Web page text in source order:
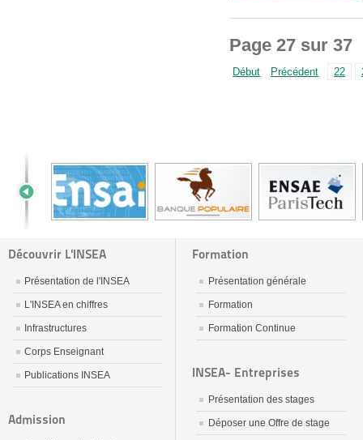
Page 27 sur 37
Début Précédent 22
Découvrir L'INSEA
Présentation de l'INSEA
L'INSEA en chiffres
Infrastructures
Corps Enseignant
Publications INSEA
Admission
Formation
Présentation générale
Formation
Formation Continue
INSEA- Entreprises
Présentation des stages
Déposer une Offre de stage